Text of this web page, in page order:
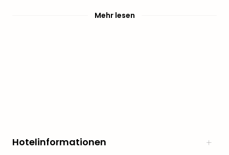
Mehr lesen
Hotelinformationen